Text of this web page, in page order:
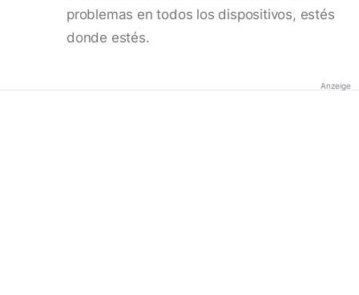
problemas en todos los dispositivos, estés
donde estés.
Anzeige